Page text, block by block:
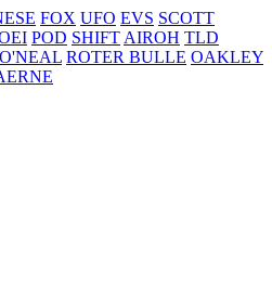
FOX UFO EVS SCOTT
POD SHIFT AIROH TLD
O'NEAL ROTER BULLE OAKLEY